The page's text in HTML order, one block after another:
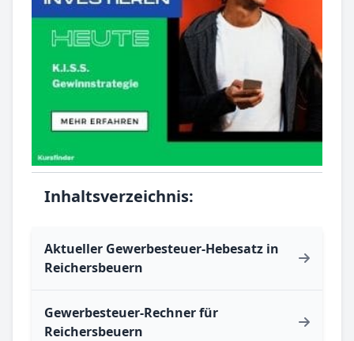
Inhaltsverzeichnis:
Aktueller Gewerbesteuer-Hebesatz in
Reichersbeuern
Gewerbesteuer-Rechner für
Reichersbeuern